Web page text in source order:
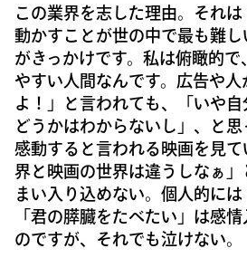
この業界を志した理由。それ
動かすことが世の中で最も難し
がきっかけです。私は俯瞰的で
やすい人間なんです。広告や
よ！」と言われても、「いや
どうかはわからないし」、と思
感動すると言われる映画を見
界と映画の世界は違うしなぁ」
まい入り込めない。個人的に
「君の膵臓をたべたい」は感
のですが、それでも泣けない。